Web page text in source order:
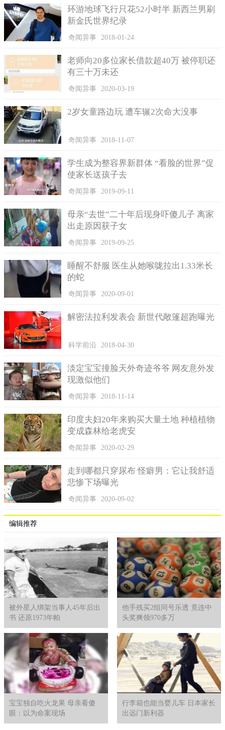
环游地球飞行只花52小时半 新西兰男刷
新金氏世界纪录
奇闻异事 2018-01-24
老师向20多位家长借款超40万 被停职还
有三十万未还
奇闻异事 2020-03-19
2岁女童路边玩 遭车辗2次命大没事
奇闻异事 2018-11-07
学生成为整容界新群体 “看脸的世界”促
使家长送孩子去
奇闻异事 2019-09-11
母亲“去世”二十年后现身吓傻儿子 离家
出走原因获子女
奇闻异事 2019-09-25
睡醒不舒服 医生从她喉咙拉出1.33米长
的蛇
奇闻异事 2020-09-01
解密法拉利发表会 新世代敞篷超跑曝光
科学前沿 2018-04-30
淡定宝宝撞脸天外奇迹爷爷 网友意外发
现激似他们
奇闻异事 2018-11-14
印度夫妇20年来购买大量土地 种植植物
变成森林给老虎安
奇闻异事 2020-02-29
走到哪都只穿尿布 怪癖男：它让我舒适
悲惨下场曝光
奇闻异事 2020-09-02
编辑推荐
被外星人绑架当事人45年后出
书 还原1973年帕
他手残买2组同号乐透 竟连中
头奖爽领970多万
宝宝独自吃火龙果 母亲看傻
眼：以为命案现场
行李箱也能当婴儿车 日本家长
出远门新利器